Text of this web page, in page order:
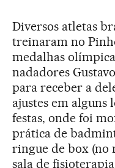
Diversos atletas
treinaram no
medalhas
nadadores
para receber a
ajustes em alguns
festas, onde foi
prática de
ringue de box (no
sala de